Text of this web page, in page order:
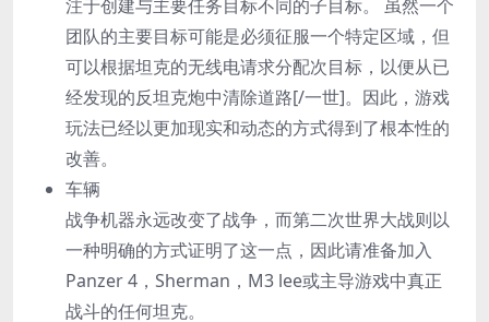
注于创建与主要任务目标不同的子目标。 虽然一个
团队的主要目标可能是必须征服一个特定区域，但
可以根据坦克的无线电请求分配次目标，以便从已
经发现的反坦克炮中清除道路[/一世]。因此，游戏
玩法已经以更加现实和动态的方式得到了根本性的
改善。
车辆
战争机器永远改变了战争，而第二次世界大战则以
一种明确的方式证明了这一点，因此请准备加入
Panzer 4，Sherman，M3 lee或主导游戏中真正
战斗的任何坦克。